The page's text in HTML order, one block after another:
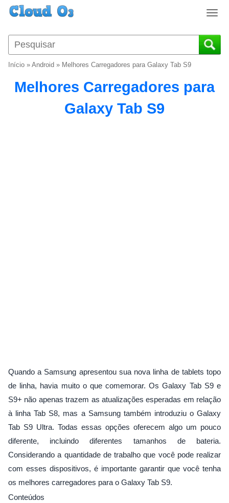
T
g
g
a
Início » Android » Melhores Carregadores para Galaxy Tab S9
Melhores Carregadores para
Galaxy Tab S9
Quando a Samsung apresentou sua nova linha de tablets topo
de linha, havia muito o que comemorar. Os Galaxy Tab S9 e
S9+ não apenas trazem as atualizações esperadas em relação
à linha Tab S8, mas a Samsung também introduziu o Galaxy
Tab S9 Ultra. Todas essas opções oferecem algo um pouco
diferente, incluindo diferentes tamanhos de bateria.
Considerando a quantidade de trabalho que você pode realizar
com esses dispositivos, é importante garantir que você tenha
os melhores carregadores para o Galaxy Tab S9.
Conteúdos